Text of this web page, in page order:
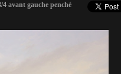
avant gauche penché